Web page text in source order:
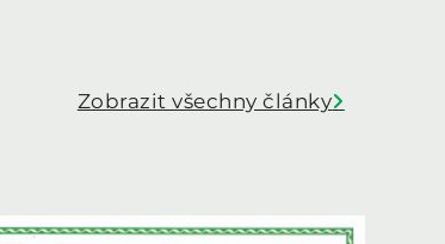
Zobrazit všechny články